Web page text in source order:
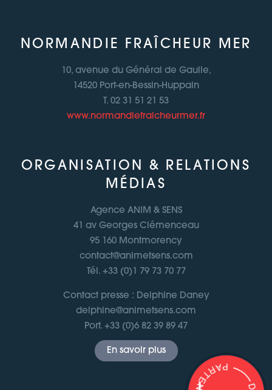
NORMANDIE FRAÎCHEUR MER
10, avenue du Général de Gaulle,
14520 Port-en-Bessin-Huppain
T. 02 31 51 21 53
www.normandiefraicheurmer.fr
ORGANISATION & RELATIONS
MÉDIAS
Agence ANIM & SENS
41 av Georges Clémenceau
95 160 Montmorency
contact@animetsens.com
Tél. +33 (0)1 79 73 70 77
Contact presse : Delphine Daney
delphine@animetsens.com
Port. +33 (0)6 82 39 89 47
En savoir plus